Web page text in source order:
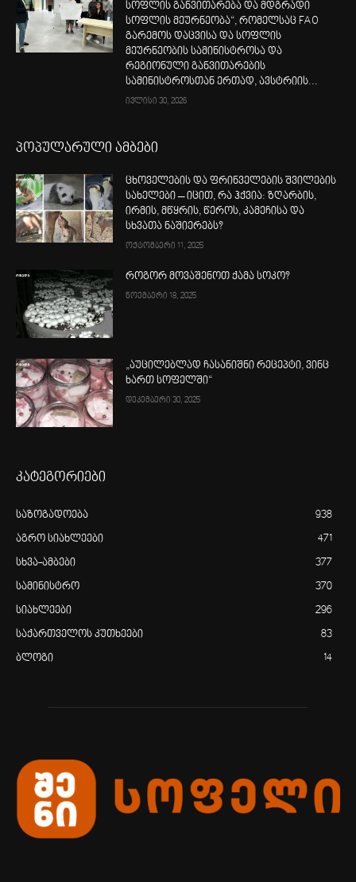
სოფლის განვითარება და მდგრადი
სოფლის მეურნეობა“, რომელსაც FAO
გარემოს დაცვისა და სოფლის
მეურნეობის სამინისტროსა და
რეგიონული განვითარების
სამინისტროსთან ერთად, ავსტრიის...
ივლისი 30, 2026
პოპულარული ამბები
ცხოველების და ფრინველების შვილების
სახელები – იცით, რა ჰქვია: ზღარბის,
ირმის, მწყრის, წეროს, კამეჩისა და
სხვათა ნაშიერებს?
ოქტომბერი 11, 2025
როგორ მოვაშენოთ ქამა სოკო?
ნოემბერი 18, 2025
„აუცილებლად ჩასანიშნი რეცეპტი, ვინც
ხართ სოფელში“
დეკემბერი 30, 2025
კატეგორიები
საზოგადოება 938
აგრო სიახლეები 471
სხვა-ამბები 377
სამინისტრო 370
სიახლეები 296
საქართველოს კუთხეები 83
ბლოგი 14